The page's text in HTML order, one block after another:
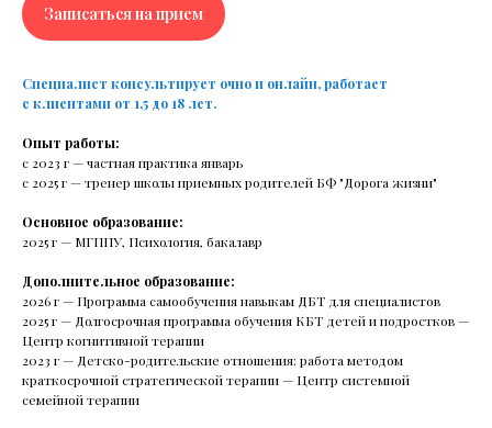
Записаться на прием
Специалист консультирует очно и онлайн, работает
с клиентами от 1,5 до 18 лет.
Опыт работы:
с 2023 г — частная практика январь
с 2025 г — тренер школы приемных родителей БФ "Дорога жизни"
Основное образование:
2025 г — МГППУ, Психология, бакалавр
Дополнительное образование:
2026 г — Программа самообучения навыкам ДБТ для специалистов
2025 г — Долгосрочная программа обучения КБТ детей и подростков —
Центр когнитивной терапии
2023 г — Детско-родительские отношения: работа методом
краткосрочной стратегической терапии — Центр системной
семейной терапии
клиники
Читать все статьи
«Чувствовать шок — это
нормально»: клинический психолог
о том, как пережить трагедию
Клинический психолог Мария Звегинцева — о том,
как психика справляется с потерями и травмами,
что такое ПТСР и как помочь себе и близким.